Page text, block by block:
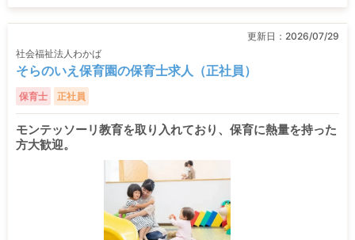
更新日： 2026/07/29
社会福祉法人わかば
そらのいえ保育園の保育士求人（正社員）
保育士 正社員
モンテッソーリ教育を取り入れており、保育に熱量を持った
方大歓迎。